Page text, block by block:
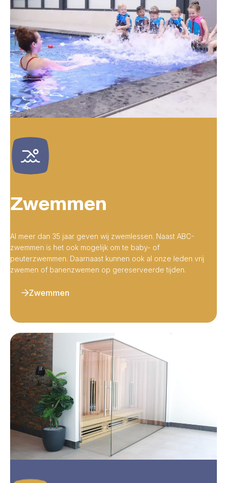
Zwemmen
Al meer dan 35 jaar geven wij zwemlessen. Naast ABC-
zwemmen is het ook mogelijk om te baby- of
peuterzwemmen. Daarnaast kunnen ook al onze leden vrij
zwemen of banenzwemen op gereserveerde tijden.
Zwemmen